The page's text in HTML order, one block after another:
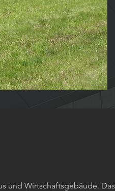
und Wirtschaftsgebäude. Das